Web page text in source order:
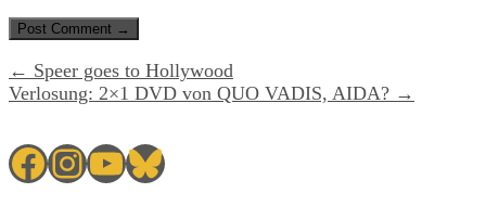
← Speer goes to Hollywood
Verlosung: 2×1 DVD von QUO VADIS, AIDA? →
Facebook
Instagram
YouTube
Bluesky